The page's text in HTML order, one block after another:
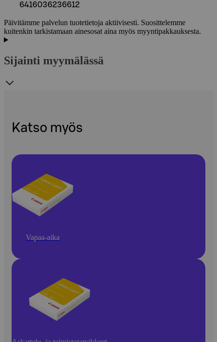
6416036236612
Päivitämme palvelun tuotetietoja aktiivisesti. Suosittelemme
kuitenkin tarkistamaan ainesosat aina myös myyntipakkauksesta.
Sijainti myymälässä
Katso myös
Vapaa-aika